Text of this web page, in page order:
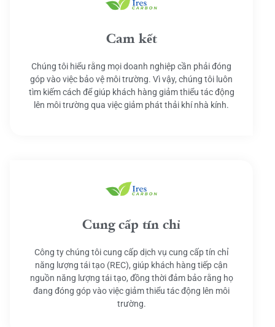
Cam kết
Chúng tôi hiểu rằng mọi doanh nghiệp cần phải đóng
góp vào việc bảo vệ môi trường. Vì vậy, chúng tôi luôn
tìm kiếm cách để giúp khách hàng giảm thiểu tác động
lên môi trường qua việc giảm phát thải khí nhà kính.
Cung cấp tín chỉ
Công ty chúng tôi cung cấp dịch vụ cung cấp tín chỉ
năng lượng tái tạo (REC), giúp khách hàng tiếp cận
nguồn năng lượng tái tạo, đồng thời đảm bảo rằng họ
đang đóng góp vào việc giảm thiểu tác động lên môi
trường.